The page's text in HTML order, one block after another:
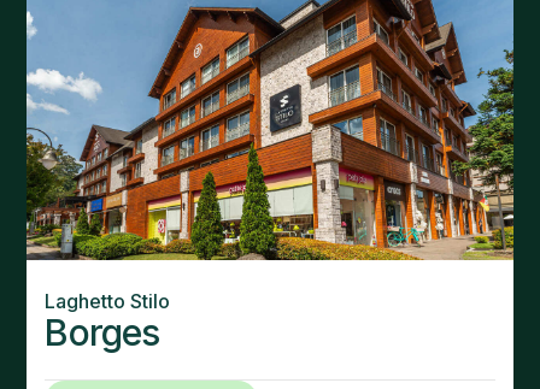
Laghetto Stilo
Borges